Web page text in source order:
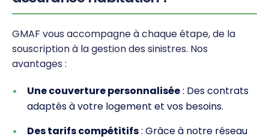
GMAF vous accompagne à chaque étape, de la
souscription à la gestion des sinistres. Nos
avantages :
Une couverture personnalisée: Des contrats
adaptés à votre logement et vos besoins.
Des tarifs compétitifs: Grâce à notre réseau